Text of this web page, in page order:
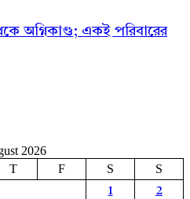
অগ্নিকাণ্ড; একই পরিবারের
2026
T F S S
1
2